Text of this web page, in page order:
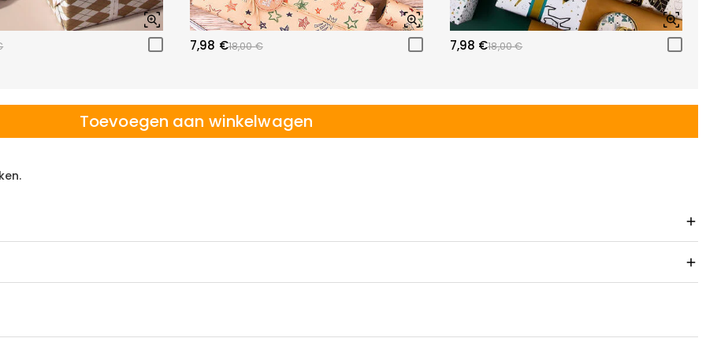
7,98 €18,00 € 7,98 €18,00 €
Toevoegen aan winkelwagen
daarom bieden wij een eenvoudig 60-dagen retour- en omruilbeleid.